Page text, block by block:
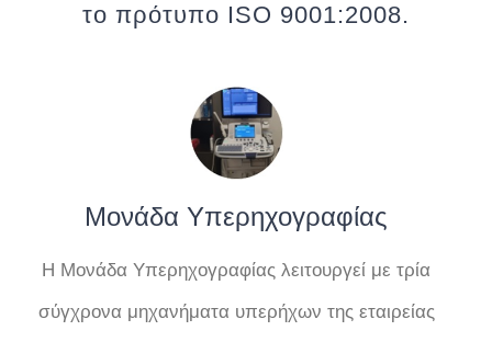
το πρότυπο ISO 9001:2008.
Μονάδα Υπερηχογραφίας
Η Μονάδα Υπερηχογραφίας λειτουργεί με τρία
σύγχρονα μηχανήματα υπερήχων της εταιρείας